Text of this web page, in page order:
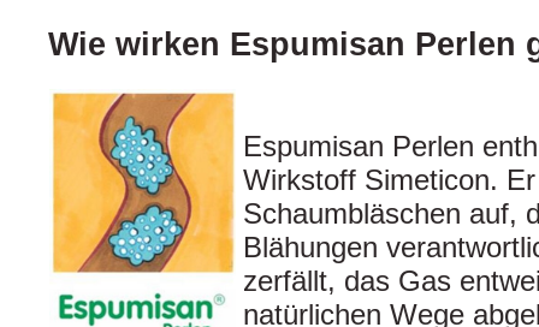
Wie wirken Espumisan Perlen
Espumisan Perlen
Wirkstoff Simeticon.
Schaumbläschen auf,
Blähungen
zerfällt, das Gas
natürlichen Wege